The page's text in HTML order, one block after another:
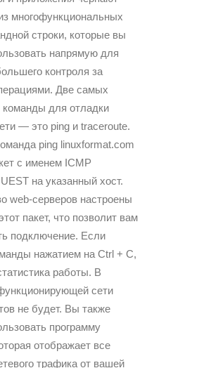
многофункциональных
строки, которые вы
напрямую для
контроля за
Две самых
команды для отладки
— это ping и traceroute.
ping linuxformat.com
с именем ICMP
на указанный хост.
web-серверов настроены
пакет, что позволит вам
подключение. Если
нажатием на Ctrl + C,
работы. В
сети
не будет. Вы также
программу
отображает все
трафика от вашей